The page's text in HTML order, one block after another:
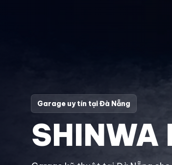
Garage uy tín tại Đà Nẵng
SHINWA